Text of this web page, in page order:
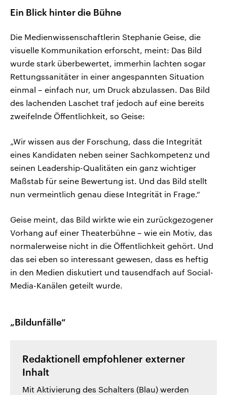
Ein Blick hinter die Bühne
Die Medienwissenschaftlerin Stephanie Geise, die
visuelle Kommunikation erforscht, meint: Das Bild
wurde stark überbewertet, immerhin lachten sogar
Rettungssanitäter in einer angespannten Situation
einmal – einfach nur, um Druck abzulassen. Das Bild
des lachenden Laschet traf jedoch auf eine bereits
zweifelnde Öffentlichkeit, so Geise:
„Wir wissen aus der Forschung, dass die Integrität
eines Kandidaten neben seiner Sachkompetenz und
seinen Leadership-Qualitäten ein ganz wichtiger
Maßstab für seine Bewertung ist. Und das Bild stellt
nun vermeintlich genau diese Integrität in Frage.“
Geise meint, das Bild wirkte wie ein zurückgezogener
Vorhang auf einer Theaterbühne – wie ein Motiv, das
normalerweise nicht in die Öffentlichkeit gehört. Und
das sei eben so interessant gewesen, dass es heftig
in den Medien diskutiert und tausendfach auf Social-
Media-Kanälen geteilt wurde.
„Bildunfälle“
Redaktionell empfohlener externer
Inhalt
Mit Aktivierung des Schalters (Blau) werden